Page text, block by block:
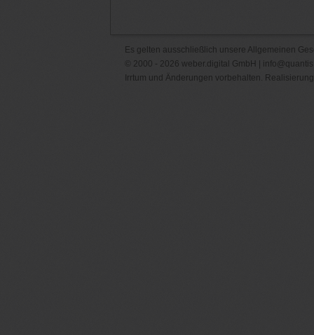
Es gelten ausschließlich unsere Allgemeinen
© 2000 - 2026 weber.digital GmbH |
Irrtum und Änderungen vorbehalten.